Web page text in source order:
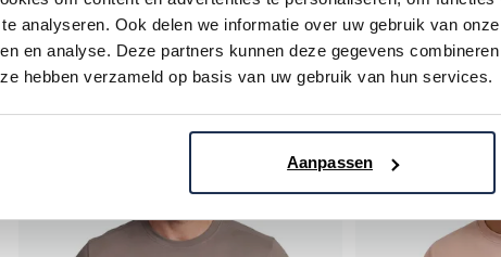
analyseren. Ook delen we informatie over uw gebruik van
en analyse. Deze partners kunnen deze gegevens
hebben verzameld op basis van uw gebruik van hun services.
Aanpassen
€ 59,99 € 30,00 - 50% € 49,99 € 39,99